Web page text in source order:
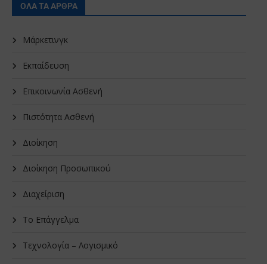
ΟΛΑ ΤΑ ΑΡΘΡΑ
Μάρκετινγκ
Εκπαίδευση
Επικοινωνία Ασθενή
Πιστότητα Ασθενή
Διοίκηση
Διοίκηση Προσωπικού
Διαχείριση
Το Επάγγελμα
Τεχνολογία – Λογισμικό